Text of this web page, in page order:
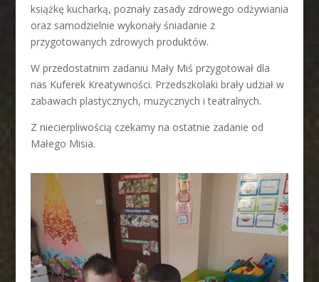
książkę kucharką, poznały zasady zdrowego odżywiania
oraz samodzielnie wykonały śniadanie z
przygotowanych zdrowych produktów.
W przedostatnim zadaniu Mały Miś przygotował dla
nas Kuferek Kreatywności. Przedszkolaki brały udział w
zabawach plastycznych, muzycznych i teatralnych.
Z niecierpliwością czekamy na ostatnie zadanie od
Małego Misia.